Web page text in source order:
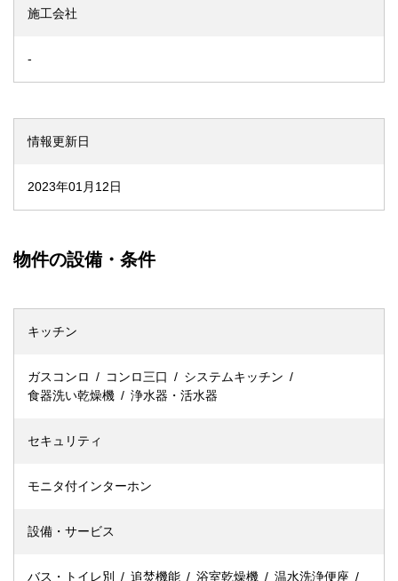
施工会社
-
情報更新日
2023年01月12日
物件の設備・条件
キッチン
ガスコンロ コンロ三口
システムキッチン
食器洗い乾燥機
浄水器・活水器
セキュリティ
モニタ付インターホン
設備・サービス
バス・トイレ別 追焚機能 浴室乾燥機 温水洗浄便座